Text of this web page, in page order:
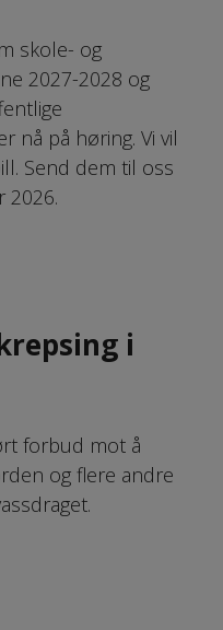
skole- og
2027-2028 og
nå på høring. Vi vil
Send dem til oss
2026.
i
forbud mot å
og flere andre